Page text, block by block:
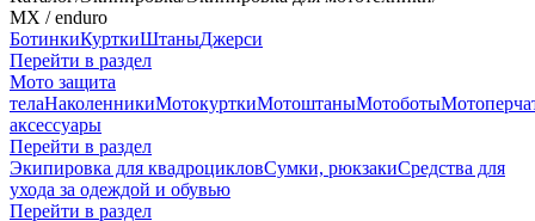
MX / enduro
БотинкиКурткиШтаныДжерси
Перейти в раздел
Мото защита
телаНаколенникиМотокурткиМотоштаныМотоботы
аксессуары
Перейти в раздел
Экипировка для квадроцикловСумки, рюкзакиСредства для
ухода за одеждой и обувью
Перейти в раздел